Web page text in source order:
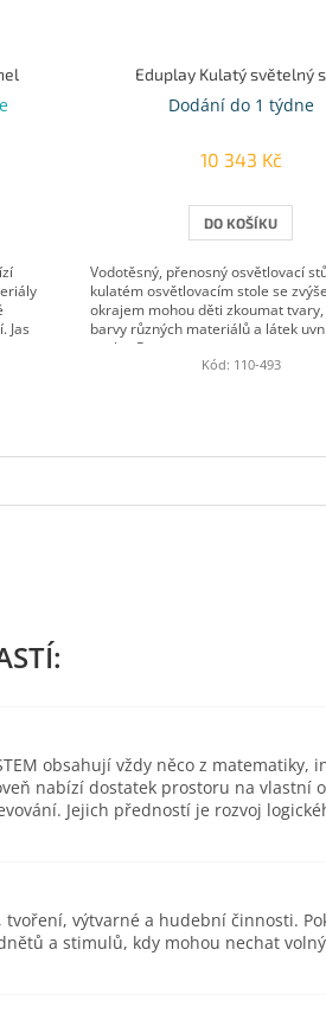
Jas
Eduplay Kulatý světelný
Dodání do 1 týdne
10 343 Kč
DO KOŠÍKU
Vodotěsný, přenosný osvětlovací
kulatém osvětlovacím stole se
okrajem mohou děti zkoumat
barvy různých materiálů a látek
venku. Po...
Kód: 110-493
obsahují vždy něco z
nabízí dostatek prostoru na vlastní
Jejich předností je rozvoj
výtvarné a hudební činnosti.
a stimulů, kdy mohou nechat